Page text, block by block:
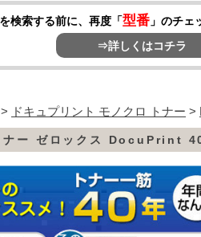
検索する前に、再度「型番」のチェ
⇒詳しくはコチラ
> ドキュプリント モノクロ トナー >
ー ゼロックス DocuPrint